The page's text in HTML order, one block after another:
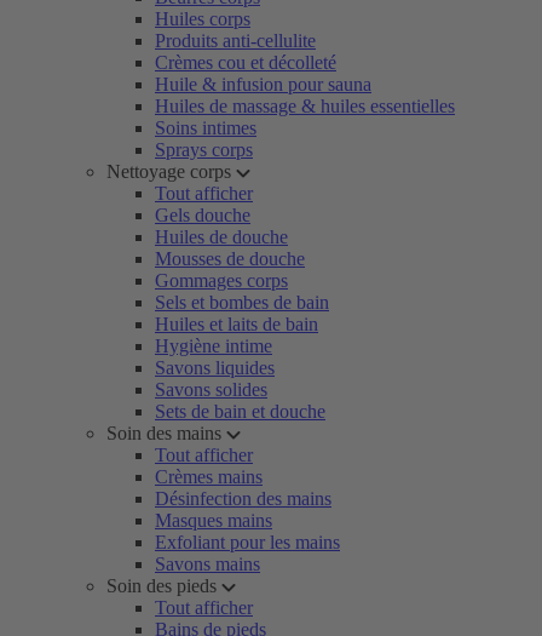
Huiles corps
Produits anti-cellulite
Crèmes cou et décolleté
Huile & infusion pour sauna
Huiles de massage & huiles essentielles
Soins intimes
Sprays corps
Nettoyage corps
Tout afficher
Gels douche
Huiles de douche
Mousses de douche
Gommages corps
Sels et bombes de bain
Huiles et laits de bain
Hygiène intime
Savons liquides
Savons solides
Sets de bain et douche
Soin des mains
Tout afficher
Crèmes mains
Désinfection des mains
Masques mains
Exfoliant pour les mains
Savons mains
Soin des pieds
Tout afficher
Bains de pieds